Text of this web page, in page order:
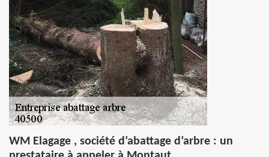
WM Elagage , société d’abattage d’arbre : un